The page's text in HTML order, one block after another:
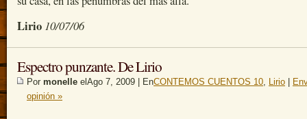
Lirio 10/07/06
Espectro punzante. De Lirio
Por monelle elAgo 7, 2009 | EnCONTEMOS CUENTOS 10, Lirio
opinión »